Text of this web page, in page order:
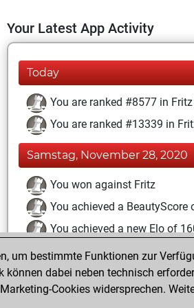
Your Latest App Activity
Today
You are ranked #8577 in
You are ranked #13339 in
Samstag, November 28, 2020
You won against Fritz
You achieved a BeautyScore
You achieved a new Elo of
Mittwoch, November 25, 2020
You created your Fritz
um bestimmte Funktionen zur
dabei neben technisch
Cookies widersprechen.